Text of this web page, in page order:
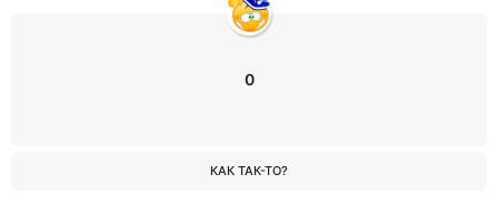
0
КАК ТАК-ТО?